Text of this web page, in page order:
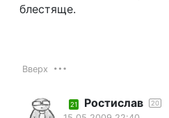
блестяще.
Вверх
21 Ростислав 20